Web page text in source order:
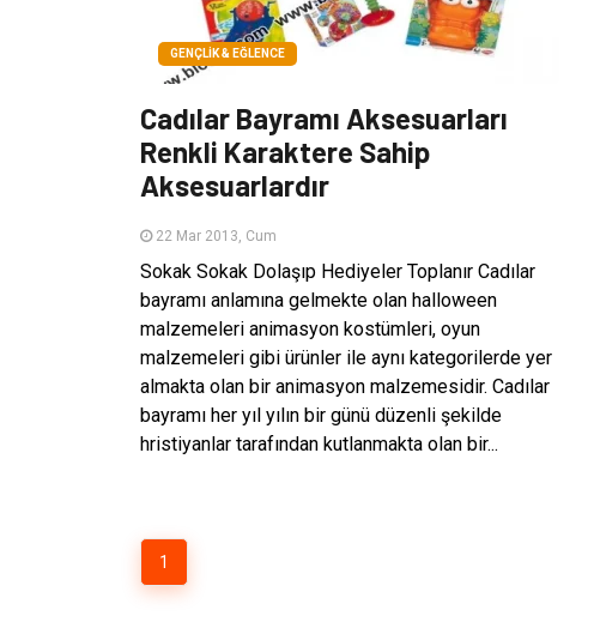
GENÇLIK & EĞLENCE
Cadılar Bayramı Aksesuarları
Renkli Karaktere Sahip
Aksesuarlardır
22 Mar 2013, Cum
Sokak Sokak Dolaşıp Hediyeler Toplanır Cadılar
bayramı anlamına gelmekte olan halloween
malzemeleri animasyon kostümleri, oyun
malzemeleri gibi ürünler ile aynı kategorilerde yer
almakta olan bir animasyon malzemesidir. Cadılar
bayramı her yıl yılın bir günü düzenli şekilde
hristiyanlar tarafından kutlanmakta olan bir...
1